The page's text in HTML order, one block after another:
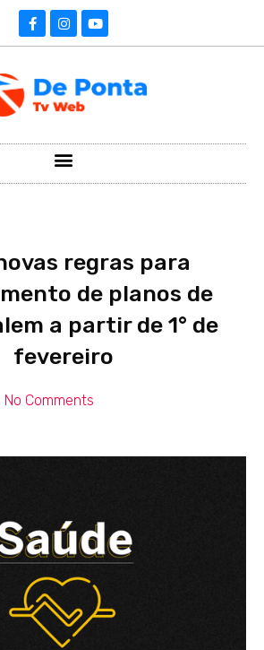
regras para
de planos de
a partir de 1° de
fevereiro
No Comments